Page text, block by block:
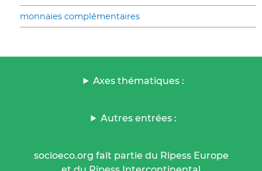
monnaies complémentaires
Axes thématiques :
Autres entrées :
socioeco.org fait partie du Ripess Europe